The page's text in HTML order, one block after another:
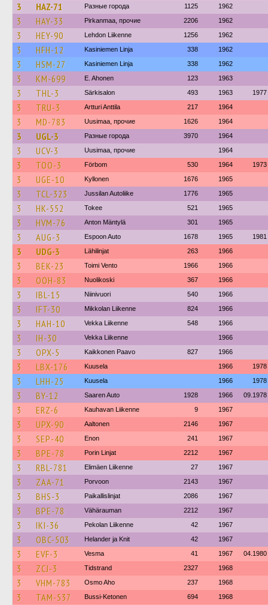
3 HAZ-71 Разные города 1125 1962
3 HAY-33 Pirkanmaa, прочие 2206 1962
3 HEY-90 Lehdon Liikenne 1256 1962
3 HFH-12 Kasiniemen Linja 338 1962
3 HSM-27 Kasiniemen Linja 338 1962
3 KM-699 E. Ahonen 123 1963
3 THL-3 Särkisalon 493 1963 1977
3 TRU-3 Artturi Anttila 217 1964
3 MD-783 Uusimaa, прочие 1626 1964
3 UGL-3 Разные города 3970 1964
3 UCV-3 Uusimaa, прочие 1964
3 TOO-3 Förbom 530 1964 1973
3 UGE-10 Kyllonen 1676 1965
3 TCL-323 Jussilan Autoliike 1776 1965
3 HK-552 Tokee 521 1965
3 HVM-76 Anton Mäntylä 301 1965
3 AUG-3 Espoon Auto 1678 1965 1981
3 UDG-3 Lähilinjat 263 1966
3 BEK-23 Toimi Vento 1966 1966
3 OOH-83 Nuolikoski 367 1966
3 IBL-15 Niinivuori 540 1966
3 IFT-30 Mikkolan Liikenne 824 1966
3 HAH-10 Vekka Liikenne 548 1966
3 IH-30 Vekka Liikenne 1966
3 OPX-5 Kaikkonen Paavo 827 1966
3 LBX-176 Kuusela 1966 1978
3 LHH-25 Kuusela 1966 1978
3 BY-12 Saaren Auto 1928 1966 09.1978
3 ERZ-6 Kauhavan Liikenne 9 1967
3 UPX-90 Aaltonen 2146 1967
3 SEP-40 Enon 241 1967
3 BPE-78 Porin Linjat 2212 1967
3 RBL-781 Elimäen Liikenne 27 1967
3 ZAA-71 Porvoon 2143 1967
3 BHS-3 Paikallislinjat 2086 1967
3 BPE-78 Vähärauman 2212 1967
3 IKI-36 Pekolan Liikenne 42 1967
3 OBC-503 Helander ja Knit 42 1967
3 EVF-3 Vesma 41 1967 04.1980
3 ZCJ-3 Tidstrand 2327 1968
3 VHM-783 Osmo Aho 237 1968
3 TAM-537 Bussi-Ketonen 694 1968